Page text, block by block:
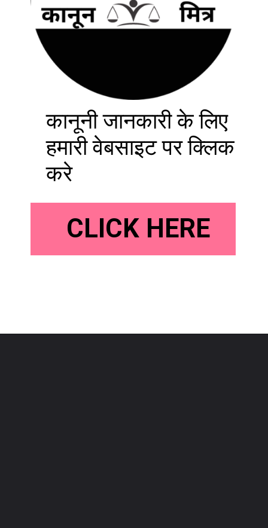
कानूनी जानकारी के लिए
हमारी वेबसाइट पर क्लिक
करे
CLICK HERE